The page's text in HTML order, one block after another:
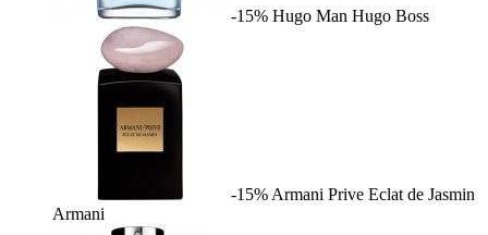
-15% Hugo Man Hugo Boss
-15% Armani Prive Eclat de Jasmin
Armani